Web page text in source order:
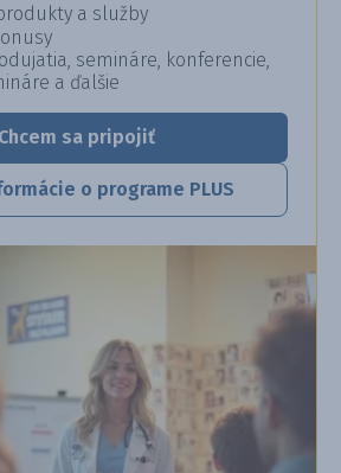
a služby
semináre, konferencie,
a ďalšie
Chcem sa pripojiť
o programe PLUS